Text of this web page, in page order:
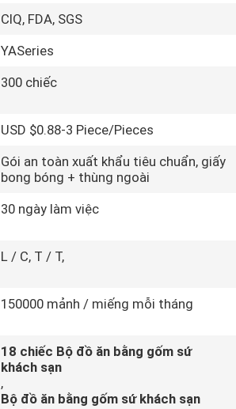
CIQ, FDA, SGS
YASeries
300 chiếc
USD $0.88-3 Piece/Pieces
Gói an toàn xuất khẩu tiêu chuẩn, giấy
bong bóng + thùng ngoài
30 ngày làm việc
L / C, T / T,
150000 mảnh / miếng mỗi tháng
18 chiếc Bộ đồ ăn bằng gốm sứ
khách sạn
,
Bộ đồ ăn bằng gốm sứ khách sạn